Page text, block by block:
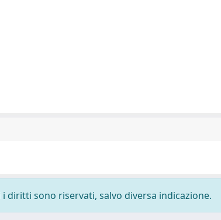
sono riservati, salvo diversa indicazione.